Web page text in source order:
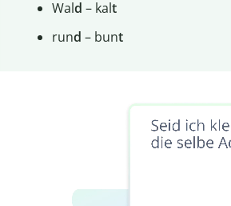
Wald – kalt
rund – bunt